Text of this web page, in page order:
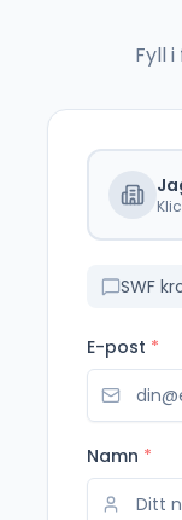
Fyll
SWF
E-post *
Namn *